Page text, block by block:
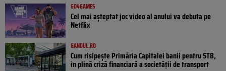
GO4GAMES
Cel mai așteptat joc video al anului va debuta pe
Netflix
GANDUL.RO
Cum risipește Primăria Capitalei banii pentru STB,
în plină criză financiară a societății de transport